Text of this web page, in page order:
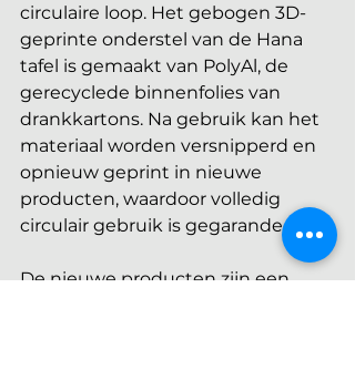
circulaire loop. Het gebogen 3D-
geprinte onderstel van de Hana
tafel is gemaakt van PolyAl, de
gerecyclede binnenfolies van
drankkartons. Na gebruik kan het
materiaal worden versnipperd en
opnieuw geprint in nieuwe
producten, waardoor volledig
circulair gebruik is gegarandeerd.
De nieuwe producten zijn een